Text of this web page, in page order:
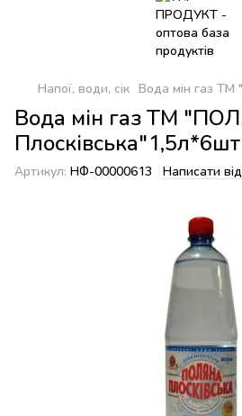
Напої, води, сік Вода мін газ ТМ
Вода мін газ ТМ
Плосківська"1,5л*6шт
Артикул: НФ-00000613 Написати